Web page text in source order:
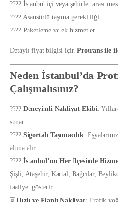
???? İstanbul içi veya şehirler arası
???? Asansörlü taşıma gerekliliği
???? Paketleme ve ek hizmetler
Detaylı fiyat bilgisi için Protrans ile
Neden İstanbul’da
Çalışmalısınız?
???? Deneyimli Nakliyat Ekibi:
sunar.
???? Sigortalı Taşımacılık:
altına alır.
???? İstanbul’un Her İlçesinde
Şişli, Ataşehir, Kartal, Bağcılar,
faaliyet gösterir.
⏳ Hızlı ve Planlı Nakliyat: Trafik